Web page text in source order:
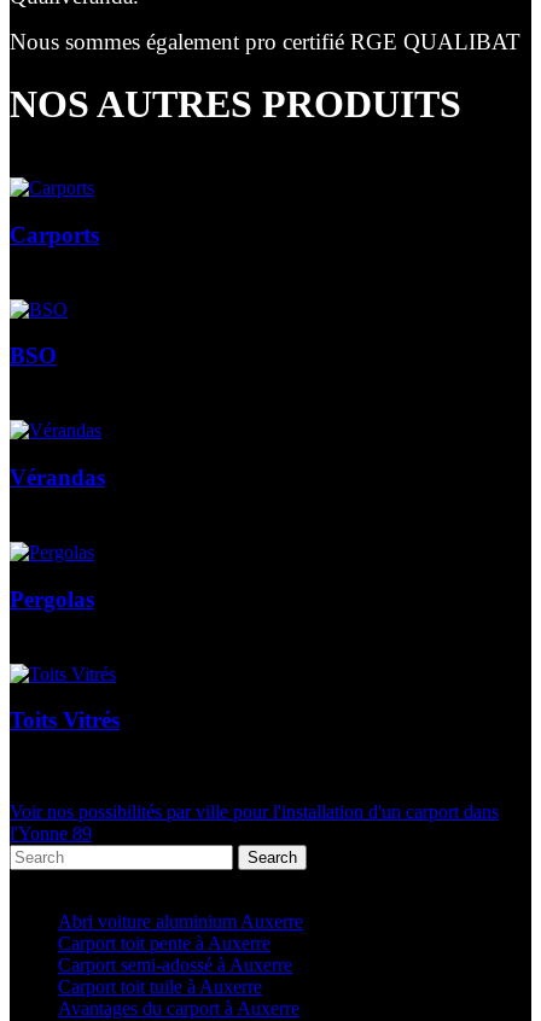
Nous sommes également pro certifié RGE QUALIBAT
NOS AUTRES PRODUITS
Carports
BSO
Vérandas
Pergolas
Toits Vitrés
Voir nos possibilités par ville pour l'installation d'un carport dans
l'Yonne 89
Search
Abri voiture aluminium Auxerre
Carport toit pente à Auxerre
Carport semi-adossé à Auxerre
Carport toit tuile à Auxerre
Avantages du carport à Auxerre